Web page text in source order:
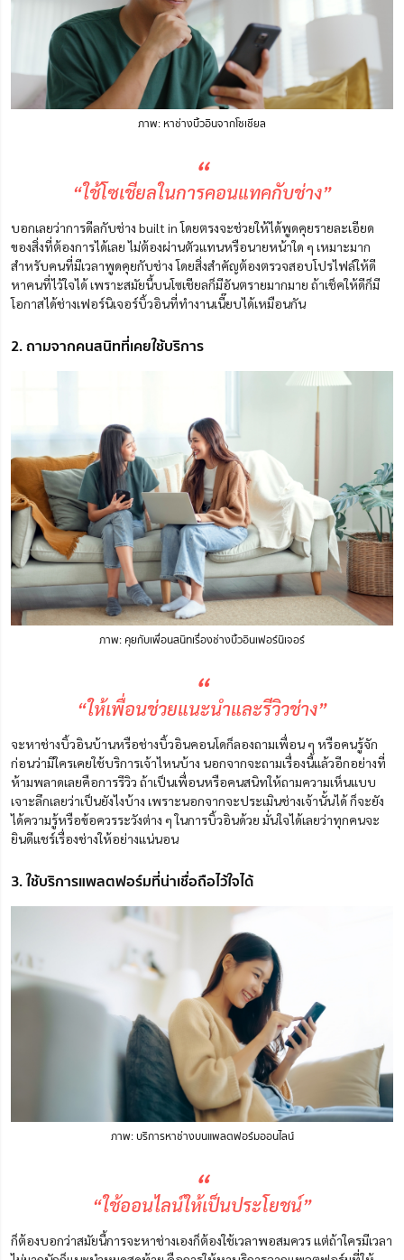
ภาพ: หาช่างบิ้วอินจากโซเชียล
“
“ใช้โซเชียลในการคอนแทคกับช่าง”
บอกเลยว่าการดีลกับช่าง built in โดยตรงจะช่วยให้ได้พูดคุยรายละเอียด
ของสิ่งที่ต้องการได้เลย ไม่ต้องผ่านตัวแทนหรือนายหน้าใด ๆ เหมาะมาก
สำหรับคนที่มีเวลาพูดคุยกับช่าง โดยสิ่งสำคัญต้องตรวจสอบโปรไฟล์ให้ดี
หาคนที่ไว้ใจได้ เพราะสมัยนี้บนโซเชียลก็มีอันตรายมากมาย ถ้าเช็คให้ดีก็มี
โอกาสได้ช่างเฟอร์นิเจอร์บิ้วอินที่ทำงานเนี๊ยบได้เหมือนกัน
2. ถามจากคนสนิทที่เคยใช้บริการ
ภาพ: คุยกับเพื่อนสนิทเรื่องช่างบิ้วอินเฟอร์นิเจอร์
“
“ให้เพื่อนช่วยแนะนำและรีวิวช่าง”
จะหาช่างบิ้วอินบ้านหรือช่างบิ้วอินคอนโดก็ลองถามเพื่อน ๆ หรือคนรู้จัก
ก่อนว่ามีใครเคยใช้บริการเจ้าไหนบ้าง นอกจากจะถามเรื่องนี้แล้วอีกอย่างที่
ห้ามพลาดเลยคือการรีวิว ถ้าเป็นเพื่อนหรือคนสนิทให้ถามความเห็นแบบ
เจาะลึกเลยว่าเป็นยังไงบ้าง เพราะนอกจากจะประเมินช่างเจ้านั้นได้ ก็จะยัง
ได้ความรู้หรือข้อควรระวังต่าง ๆ ในการบิ้วอินด้วย มั่นใจได้เลยว่าทุกคนจะ
ยินดีแชร์เรื่องช่างให้อย่างแน่นอน
3. ใช้บริการแพลตฟอร์มที่น่าเชื่อถือไว้ใจได้
ภาพ: บริการหาช่างบนแพลตฟอร์มออนไลน์
“
“ใช้ออนไลน์ให้เป็นประโยชน์”
ก็ต้องบอกว่าสมัยนี้การจะหาช่างเองก็ต้องใช้เวลาพอสมควร แต่ถ้าใครมีเวลา